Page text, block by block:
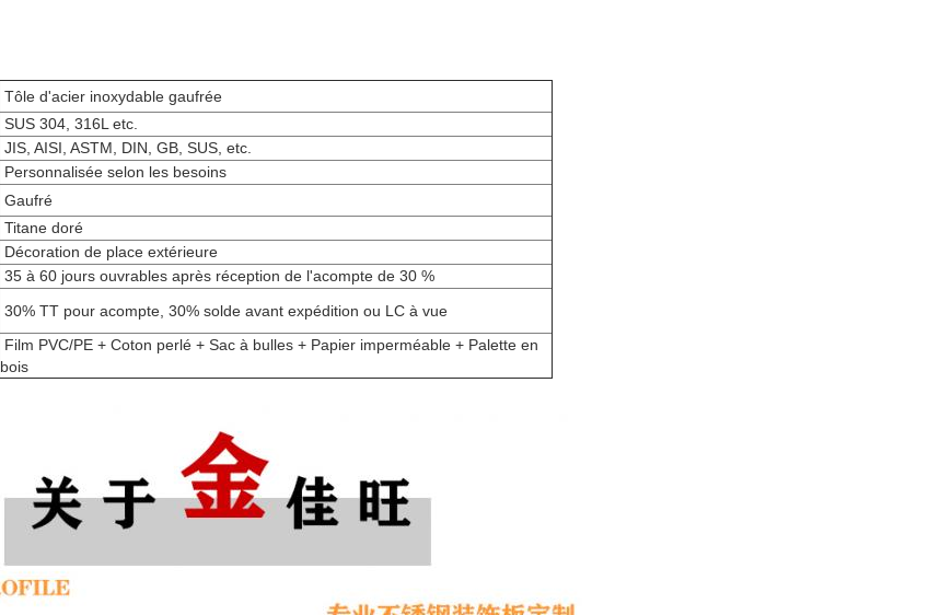
Tôle d'acier inoxydable gaufrée
SUS 304, 316L etc.
JIS, AISI, ASTM, DIN, GB, SUS, etc.
Personnalisée selon les besoins
Gaufré
Titane doré
Décoration de place extérieure
35 à 60 jours ouvrables après réception de l'acompte de 30 %
30% TT pour acompte, 30% solde avant expédition ou LC à vue
Film PVC/PE + Coton perlé + Sac à bulles + Papier imperméable + Palette en
bois